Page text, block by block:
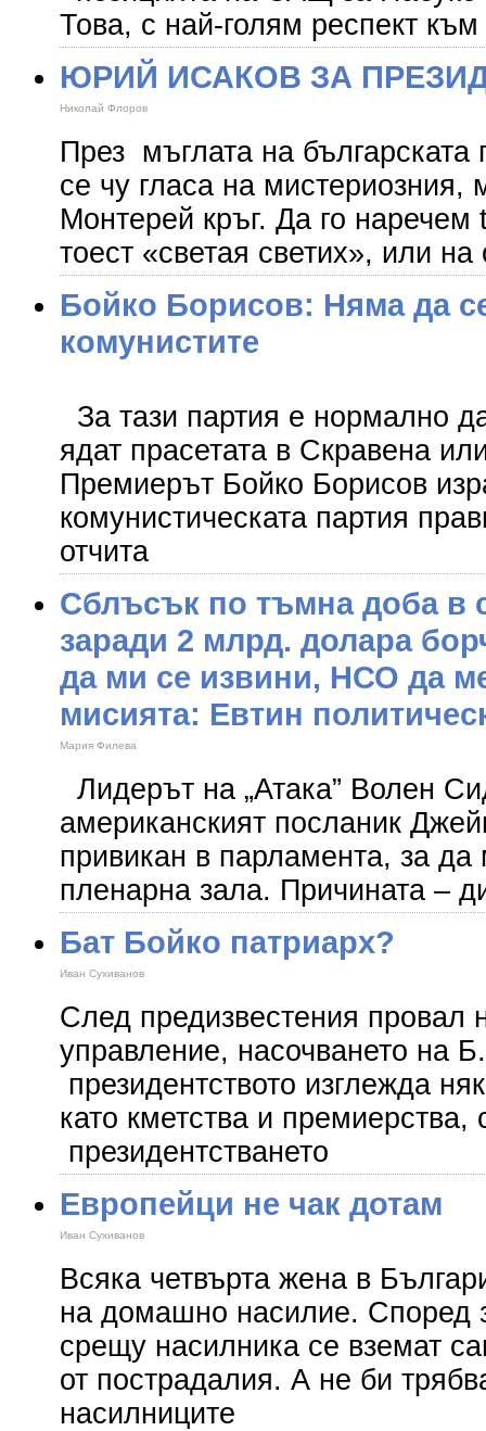
Това, с най-голям респект към
ЮРИЙ ИСАКОВ ЗА
Николай Флоров
През мъглата на българската
се чу гласа на мистериозния,
Монтерей кръг. Да го
тоест «светая светих», или на
Бойко Борисов: Няма да
комунистите
За тази партия е нормално
ядат прасетата в Скравена
Премиерът Бойко Борисов
комунистическата партия
отчита
Сблъсък по тъмна доба в
заради 2 млрд. долара
да ми се извини, НСО да
мисията: Евтин
Мария Филева
Лидерът на „Атака” Волен
американският посланик
привикан в парламента, за
пленарна зала. Причината –
Бат Бойко патриарх?
Иван Сухиванов
След предизвестения провал
управление, насочването на
президентството изглежда
като кметства и премиерства,
президентстването
Европейци не чак дотам
Иван Сухиванов
Всяка четвърта жена в
на домашно насилие. Според
срещу насилника се вземат
от пострадалия. А не би
насилниците